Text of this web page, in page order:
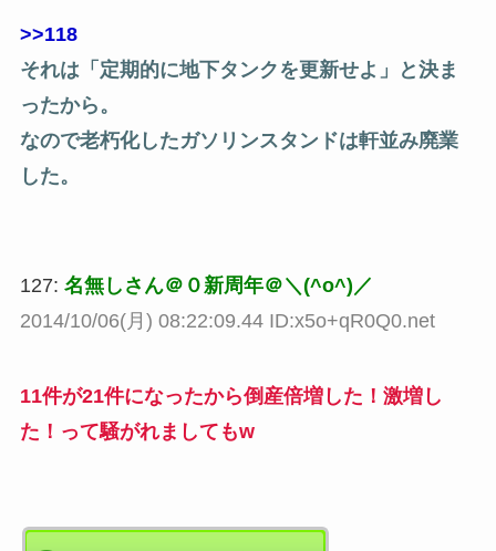
>>118
それは「定期的に地下タンクを更新せよ」と決ま
ったから。
なので老朽化したガソリンスタンドは軒並み廃業
した。
127: 名無しさん＠０新周年＠＼(^o^)／
2014/10/06(月) 08:22:09.44 ID:x5o+qR0Q0.net
11件が21件になったから倒産倍増した！激増し
た！って騒がれましてもw